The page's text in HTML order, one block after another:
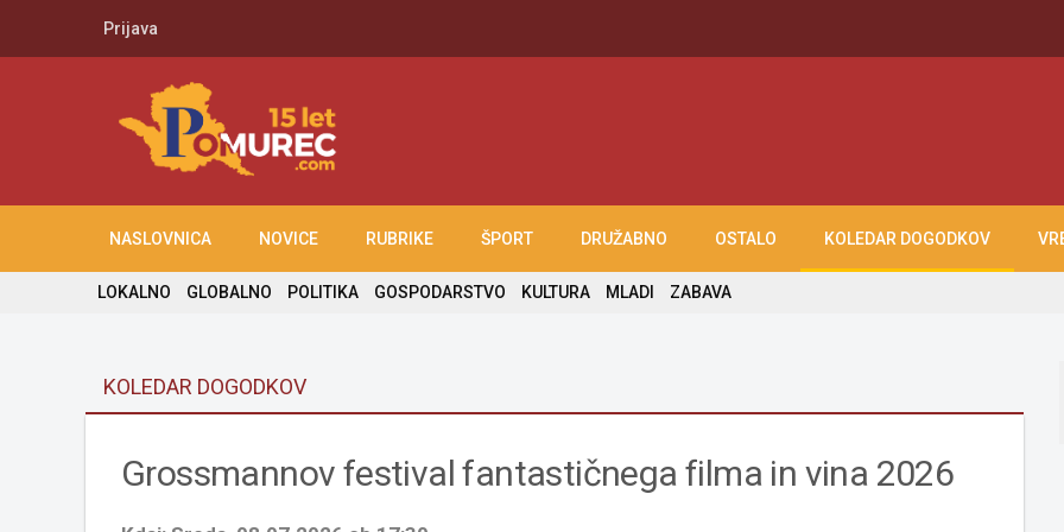
Prijava
NASLOVNICA NOVICE RUBRIKE ŠPORT DRUŽABNO OSTALO KOLEDAR DOGODKOV
LOKALNO GLOBALNO POLITIKA GOSPODARSTVO KULTURA MLADI ZABAVA
KOLEDAR DOGODKOV
Grossmannov festival fantastičnega filma in vina 2026